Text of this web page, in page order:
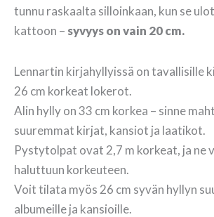
tunnu raskaalta silloinkaan, kun se
kattoon – syvyys on vain 20 cm.
Lennartin kirjahyllyissä on tavallisille
26 cm korkeat lokerot.
Alin hylly on 33 cm korkea – sinne
suuremmat kirjat, kansiot ja laatikot.
Pystytolpat ovat 2,7 m korkeat, ja ne
haluttuun korkeuteen.
Voit tilata myös 26 cm syvän hyllyn
albumeille ja kansioille.